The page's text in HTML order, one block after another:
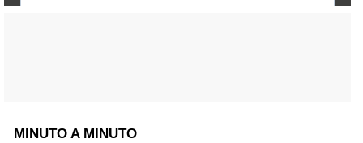
MINUTO A MINUTO